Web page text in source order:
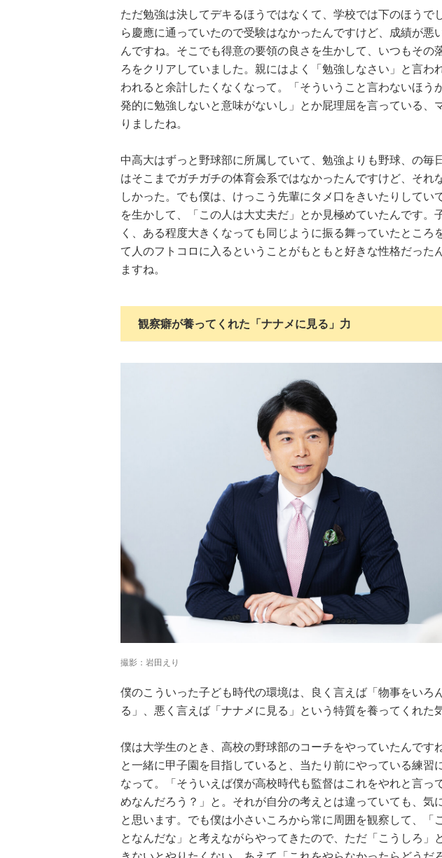
ただ勉強は決してデキるほうではなくて、学校では下のほうで
ら慶應に通っていたので受験はなかったんですけど、成績が悪
んですね。そこでも得意の要領の良さを生かして、いつもその
ろをクリアしていました。親にはよく「勉強しなさい」と言わ
われると余計したくなくなって。「そういうこと言わないほう
発的に勉強しないと意味がないし」とか屁理屈を言っている、
りましたね。
中高大はずっと野球部に所属していて、勉強よりも野球、の毎
はそこまでガチガチの体育会系ではなかったんですけど、それ
しかった。でも僕は、けっこう先輩にタメ口をきいたりしてい
を生かして、「この人は大丈夫だ」とか見極めていたんです。
く、ある程度大きくなっても同じように振る舞っていたところ
て人のフトコロに入るということがもともと好きな性格だった
ますね。
観察癖が養ってくれた「ナナメに見る」力
撮影：岩田えり
僕のこういった子ども時代の環境は、良く言えば「物事をいろ
る」、悪く言えば「ナナメに見る」という特質を養ってくれた
僕は大学生のとき、高校の野球部のコーチをやっていたんです
と一緒に甲子園を目指していると、当たり前にやっている練習
なって。「そういえば僕が高校時代も監督はこれをやれと言っ
めなんだろう？」と。それが自分の考えとは違っていても、気
と思います。でも僕は小さいころから常に周囲を観察して、「
となんだな」と考えながらやってきたので、ただ「こうしろ」
横山だいすけ
「僕は『歌が好
きな子』だった
けど『歌がうま
元体操のお兄さ
ん小林よしひさ
「小３で観たあ
の人の映画が人
TBSアナ井上貴
博「アナウンサ
ーになろうと思
ったことは一度
ひろゆ
分はこ
だ』と
い込み”